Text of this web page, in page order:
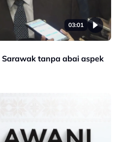
03:01
tanpa abai aspek